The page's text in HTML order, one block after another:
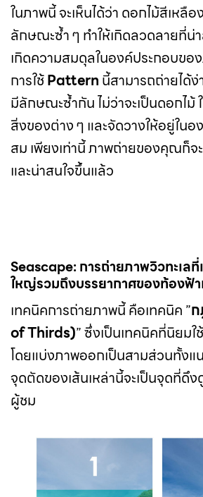
ในภาพนี้ จะเห็นได้ว่า ดอกไม้สีเหลื
ลักษณะซ้ำ ๆ ทำให้เกิดลวดลายที่น่
เกิดความสมดุลในองค์ประกอบขอ
การใช้Patternนี้สามารถถ่ายได้
มีลักษณะซ้ำกัน ไม่ว่าจะเป็นดอกไม้
สิ่งของต่าง ๆ และจัดวางให้อยู่ในอ
สม เพียงเท่านี้ ภาพถ่ายของคุณก็จ
และน่าสนใจขึ้นแล้ว
Seascape: การถ่ายภาพวิวทะเล
ใหญ่รวมถึงบรรยากาศของท้องฟ้า
เทคนิคการถ่ายภาพนี้ คือเทคนิค ”
of Thirds)” ซึ่งเป็นเทคนิคที่นิยม
โดยแบ่งภาพออกเป็นสามส่วนทั้งแ
จุดตัดของเส้นเหล่านี้จะเป็นจุดที่ดึ
ผู้ชม